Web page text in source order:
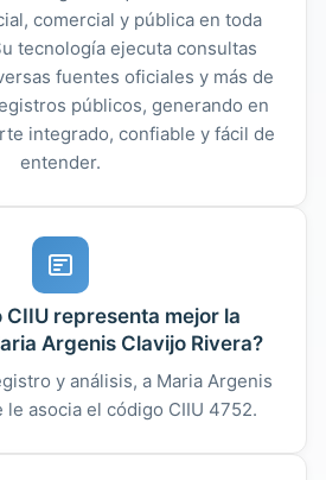
comercial y pública en toda
tecnología ejecuta consultas
fuentes oficiales y más de
públicos, generando en
integrado, confiable y fácil de
entender.
CIIU representa mejor la
Argenis Clavijo Rivera?
y análisis, a Maria Argenis
le asocia el código CIIU 4752.